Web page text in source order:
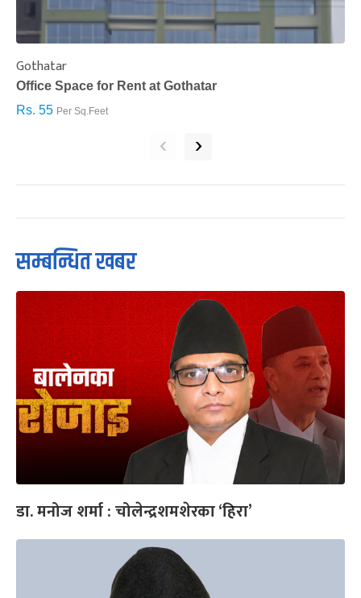
Gothatar
Office Space for Rent at Gothatar
Rs. 55 Per Sq.Feet
‹ ›
सम्बन्धित खबर
डा. मनोज शर्मा : चोलेन्द्रशमशेरका ‘हिरा’